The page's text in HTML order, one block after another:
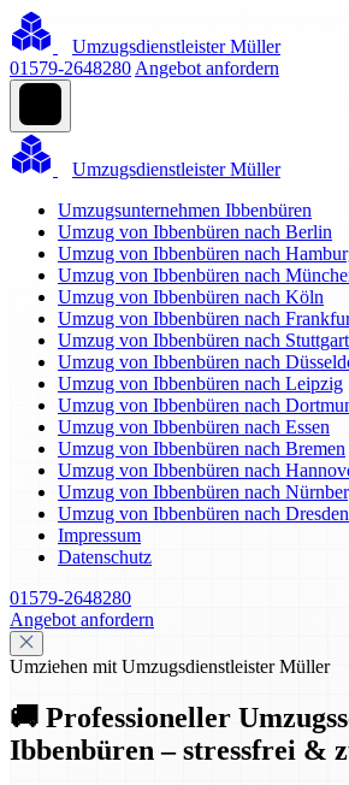
Umzugsdienstleister Müller
01579-2648280 Angebot anfordern
Umzugsdienstleister Müller
Umzugsunternehmen Ibbenbüren
Umzug von Ibbenbüren nach Berlin
Umzug von Ibbenbüren nach
Umzug von Ibbenbüren nach
Umzug von Ibbenbüren nach Köln
Umzug von Ibbenbüren nach
Umzug von Ibbenbüren nach Stuttgart
Umzug von Ibbenbüren nach
Umzug von Ibbenbüren nach Leipzig
Umzug von Ibbenbüren nach
Umzug von Ibbenbüren nach Essen
Umzug von Ibbenbüren nach Bremen
Umzug von Ibbenbüren nach
Umzug von Ibbenbüren nach
Umzug von Ibbenbüren nach Dresden
Impressum
Datenschutz
01579-2648280
Angebot anfordern
Umziehen mit Umzugsdienstleister Müller
🚚 Professioneller
Ibbenbüren – stressfrei &